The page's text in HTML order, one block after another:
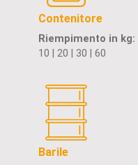
Contenitore
Riempimento in kg:
10 | 20 | 30 | 60
Barile